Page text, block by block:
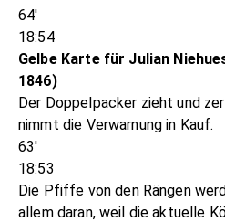
64'
18:54
Gelbe Karte für Julian
1846)
Der Doppelpacker zieht und
nimmt die Verwarnung in Kauf.
63'
18:53
Die Pfiffe von den Rängen
allem daran, weil die aktuelle